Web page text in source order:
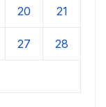
20 21
27 28